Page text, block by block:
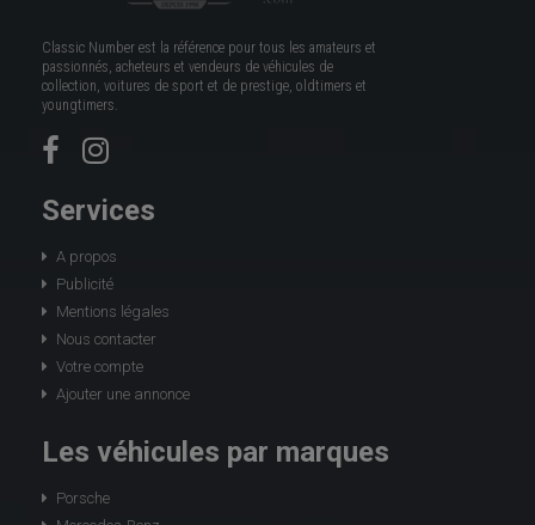
Classic Number est la référence pour tous les amateurs et
passionnés, acheteurs et vendeurs de véhicules de
collection, voitures de sport et de prestige, oldtimers et
youngtimers.
Services
A propos
Publicité
Mentions légales
Nous contacter
Votre compte
Ajouter une annonce
Les véhicules par marques
Porsche